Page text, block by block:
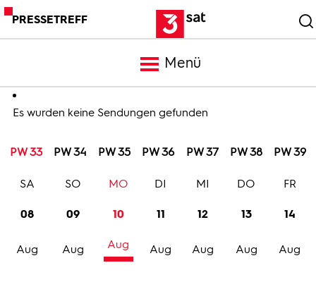
PRESSETREFF
Menü
Meldungen
Programm
Trailer
Es wurden keine Sendungen gefunden
PW 33 PW 34 PW 35 PW 36 PW 37 PW 38 PW 39
08
Aug
SA
09
Aug
SO
10
Aug
MO
11
Aug
DI
12
Aug
MI
13
Aug
DO
14
Aug
FR